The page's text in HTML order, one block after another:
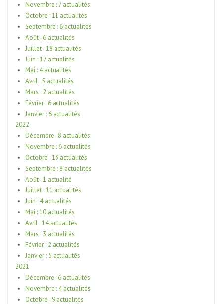
Novembre : 7 actualités
Octobre : 11 actualités
Septembre : 6 actualités
Août : 6 actualités
Juillet : 18 actualités
Juin : 17 actualités
Mai : 4 actualités
Avril : 5 actualités
Mars : 2 actualités
Février : 6 actualités
Janvier : 6 actualités
2022
Décembre : 8 actualités
Novembre : 6 actualités
Octobre : 13 actualités
Septembre : 8 actualités
Août : 1 actualité
Juillet : 11 actualités
Juin : 4 actualités
Mai : 10 actualités
Avril : 14 actualités
Mars : 3 actualités
Février : 2 actualités
Janvier : 5 actualités
2021
Décembre : 6 actualités
Novembre : 4 actualités
Octobre : 9 actualités